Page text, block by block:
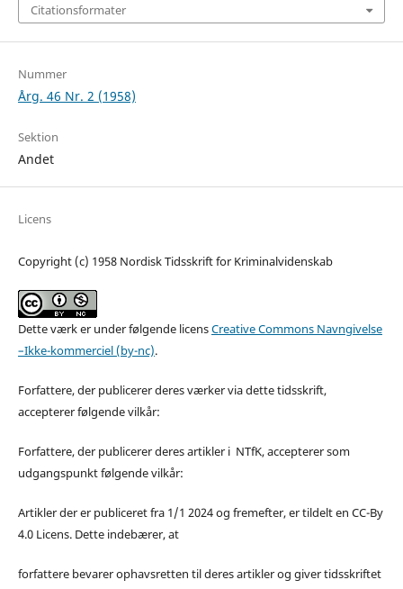
Citationsformater
Nummer
Årg. 46 Nr. 2 (1958)
Sektion
Andet
Licens
Copyright (c) 1958 Nordisk Tidsskrift for Kriminalvidenskab
Dette værk er under følgende licensCreative Commons Navngivelse
–Ikke-kommerciel (by-nc).
Forfattere, der publicerer deres værker via dette tidsskrift,
accepterer følgende vilkår:
Forfattere, der publicerer deres artikler i NTfK, accepterer som
udgangspunkt følgende vilkår:
Artikler der er publiceret fra 1/1 2024 og fremefter, er tildelt en CC-By
4.0 Licens. Dette indebærer, at
forfattere bevarer ophavsretten til deres artikler og giver tidsskriftet